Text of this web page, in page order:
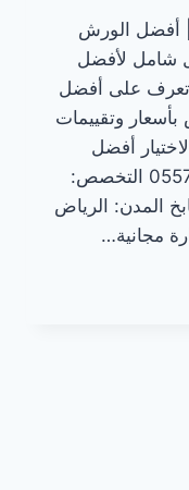
أفضل الورش
شامل لأفضل
على أفضل
وتقييمات
أفضل
ورشة رقم الاستشارة: 0557094290 التخصص:
المدن: الرياض
مجانية…